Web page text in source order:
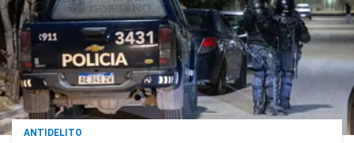
ANTIDELITO